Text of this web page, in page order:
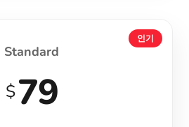
인기
Standard
$79